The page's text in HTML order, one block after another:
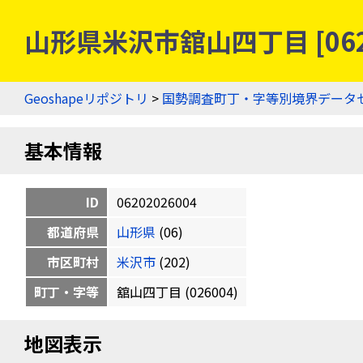
山形県米沢市舘山四丁目
Geoshapeリポジトリ > 国勢調査町丁・字等別境界データ
基本情報
ID
06202026004
都道府県
山形県 (06)
市区町村
米沢市 (202)
町丁・字等
舘山四丁目 (026004)
地図表示